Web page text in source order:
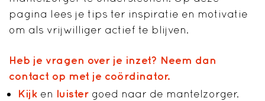
pagina lees je tips ter inspiratie en motivatie
om als vrijwilliger actief te blijven.
Heb je vragen over je inzet? Neem dan
contact op met je coördinator.
Kijk en luister goed naar de mantelzorger.